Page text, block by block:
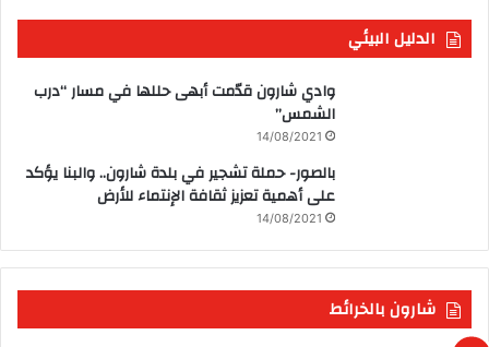
الدليل البيئي
وادي شارون قدّمت أبهى حللها في مسار “درب
الشمس”
14/08/2021
بالصور- حملة تشجير في بلدة شارون.. والبنا يؤكد
على أهمية تعزيز ثقافة الإنتماء للأرض
14/08/2021
شارون بالخرائط